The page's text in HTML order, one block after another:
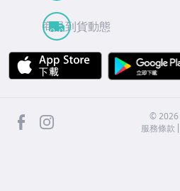
商品到貨動態
APP Store
facebook ©2026
服務條款